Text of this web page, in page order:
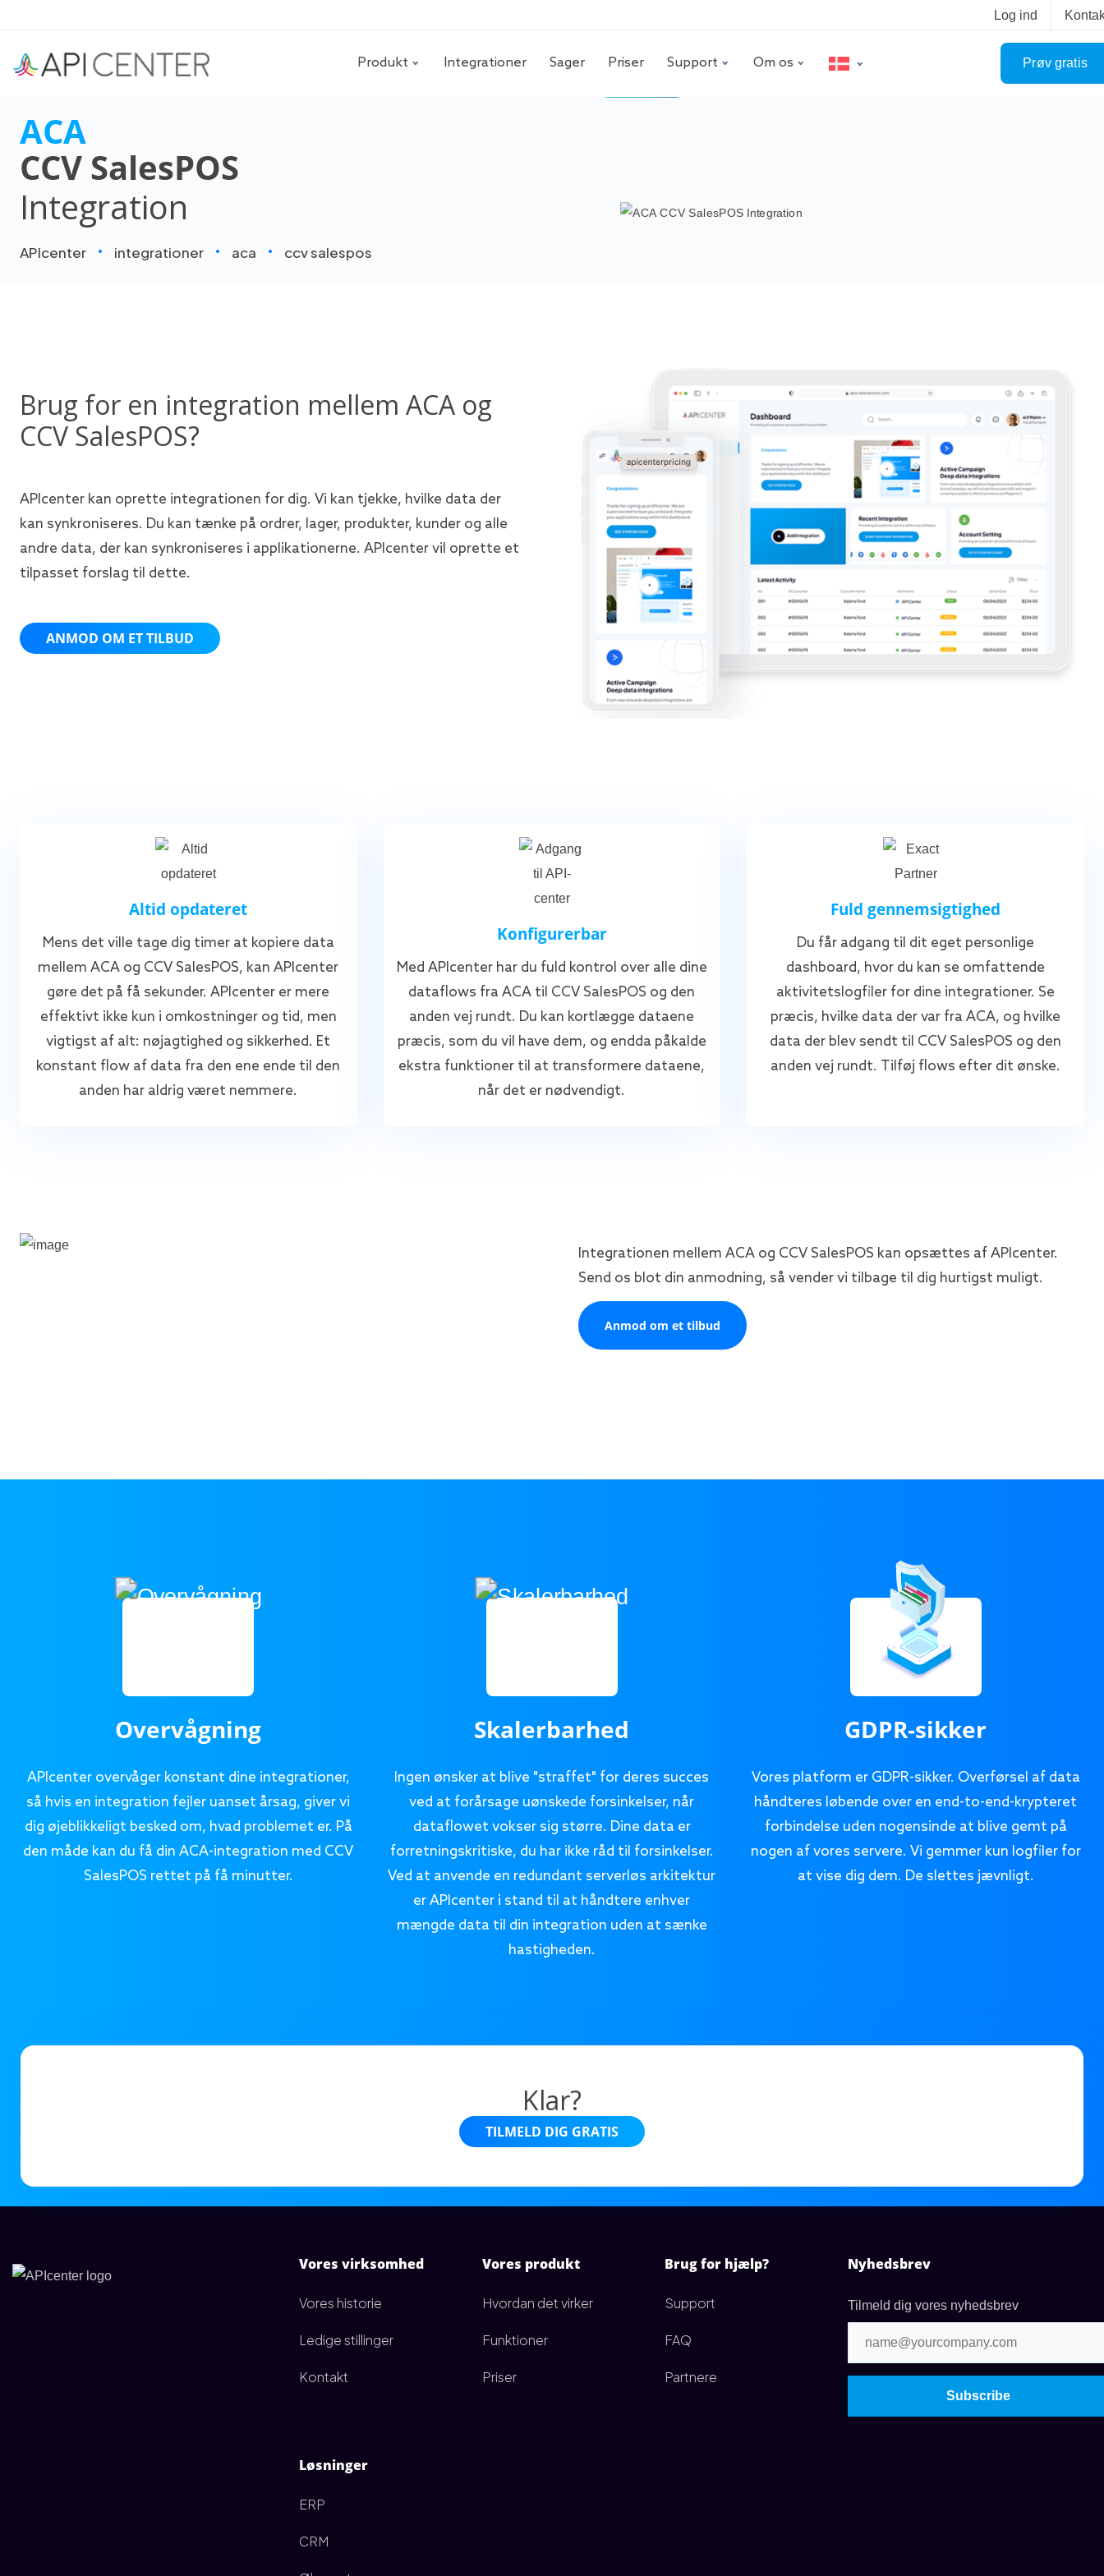
Log ind
Produkt Integrationer Sager Priser Support Om os Prøv gratis
ACA
CCV SalesPOS
Integration
APIcenter integrationer aca ccv salespos
Brug for en integration mellem ACA og
CCV SalesPOS?
APIcenter kan oprette integrationen for dig. Vi kan tjekke, hvilke data der
kan synkroniseres. Du kan tænke på ordrer, lager, produkter, kunder og alle
andre data, der kan synkroniseres i applikationerne. APIcenter vil oprette et
tilpasset forslag til dette.
ANMOD OM ET TILBUD
Altid opdateret
Mens det ville tage dig timer at kopiere data
mellem ACA og CCV SalesPOS, kan APIcenter
gøre det på få sekunder. APIcenter er mere
effektivt ikke kun i omkostninger og tid, men
vigtigst af alt: nøjagtighed og sikkerhed. Et
konstant flow af data fra den ene ende til den
anden har aldrig været nemmere.
Konfigurerbar
Med APIcenter har du fuld kontrol over alle dine
dataflows fra ACA til CCV SalesPOS og den
anden vej rundt. Du kan kortlægge dataene
præcis, som du vil have dem, og endda påkalde
ekstra funktioner til at transformere dataene,
når det er nødvendigt.
Fuld gennemsigtighed
Du får adgang til dit eget personlige
dashboard, hvor du kan se omfattende
aktivitetslogfiler for dine integrationer. Se
præcis, hvilke data der var fra ACA, og hvilke
data der blev sendt til CCV SalesPOS og den
anden vej rundt. Tilføj flows efter dit ønske.
Integrationen mellem ACA og CCV SalesPOS kan opsættes af APIcenter.
Send os blot din anmodning, så vender vi tilbage til dig hurtigst muligt.
Anmod om et tilbud
Overvågning
APIcenter overvåger konstant dine integrationer,
så hvis en integration fejler uanset årsag, giver vi
dig øjeblikkeligt besked om, hvad problemet er. På
den måde kan du få din ACA-integration med CCV
SalesPOS rettet på få minutter.
Skalerbarhed
Ingen ønsker at blive "straffet" for deres succes
ved at forårsage uønskede forsinkelser, når
dataflowet vokser sig større. Dine data er
forretningskritiske, du har ikke råd til forsinkelser.
Ved at anvende en redundant serverløs arkitektur
er APIcenter i stand til at håndtere enhver
mængde data til din integration uden at sænke
hastigheden.
GDPR-sikker
Vores platform er GDPR-sikker. Overførsel af data
håndteres løbende over en end-to-end-krypteret
forbindelse uden nogensinde at blive gemt på
nogen af vores servere. Vi gemmer kun logfiler for
at vise dig dem. De slettes jævnligt.
Klar?
TILMELD DIG GRATIS
Vores virksomhed
Vores historie
Ledige stillinger
Kontakt
Løsninger
ERP
CRM
Vores produkt
Hvordan det virker
Funktioner
Priser
Brug for hjælp?
Support
FAQ
Partnere
Nyhedsbrev
Tilmeld dig vores nyhedsbrev